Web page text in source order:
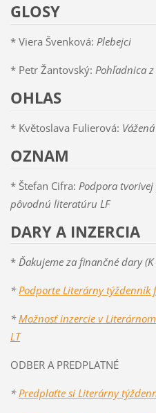
GLOSY
* Viera Švenková: Plebejci
* Petr Žantovský: Pohľadnica
OHLAS
* Květoslava Fulierová:
OZNAM
* Štefan Cifra: Podpora
pôvodnú literatúru LF
DARY A INZERCIA
* Ďakujeme za finančné dary
* Podporte Literárny týždenník
* Možnosť inzercie v
LT
ODBER A PREDPLATNÉ
* Predplaťte si Literárny